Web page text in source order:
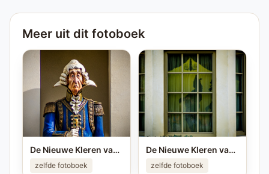
Meer uit dit fotoboek
De Nieuwe Kleren van de Keizer
zelfde fotoboek
De Nieuwe Kleren van de Keizer
zelfde fotoboek